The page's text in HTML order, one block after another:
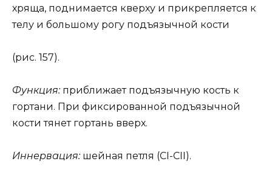
хряща, поднимается кверху и прикрепляется к
телу и большому рогу подъязычной кости
(рис. 157).
Функция: приближает подъязычную кость к
гортани. При фиксированной подъязычной
кости тянет гортань вверх.
Иннервация: шейная петля (СI-СII).